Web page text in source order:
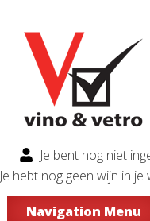
Je bent nog niet
Je hebt nog geen wijn in je
Navigation Menu